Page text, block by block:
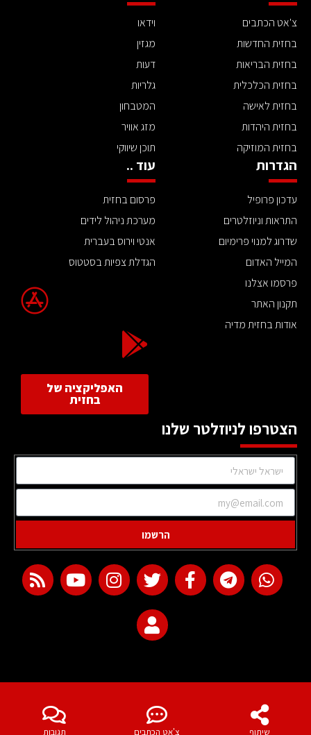
שיתוף צ'אט הכתבים תגובות
צ'אט הכתבים
בחזית החדשות
בחזית הבריאות
בחזית הכלכלית
בחזית לאישה
בחזית היהדות
בחזית המוזיקה
וידאו
מגזין
דעות
גלריות
המטבחון
מזג אוויר
תוכן שיווקי
הגדרות
עדכון פרופיל
התראות וניוזלטרים
שדרוג למנוי פרימיום
המייל האדום
פרסמו אצלנו
תקנון האתר
אודות בחזית מדיה
עוד ..
פרסום בחזית
מערכת ניהול לידים
אנטי וירוס בעברית
הגדלת צפיות בסטטוס
האפליקציה של
בחזית
הצטרפו לניוזלטר שלנו
הרשמו
web development